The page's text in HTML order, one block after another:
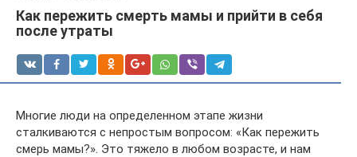
Как пережить смерть мамы и прийти в себя
после утраты
Многие люди на определенном этапе жизни
сталкиваются с непростым вопросом: «Как пережить
смерь мамы?». Это тяжело в любом возрасте, и нам